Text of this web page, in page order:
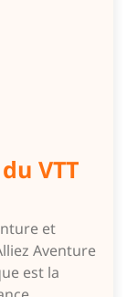
VTT
et
Aventure
est la